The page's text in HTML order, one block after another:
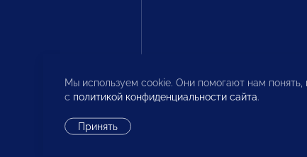
Мы используем cookie. Они помогают нам понять,
с политикой конфиденциальности сайта.
Принять